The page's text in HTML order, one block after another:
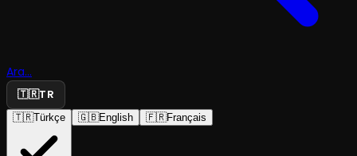
Ara...
🇹🇷TR
🇹🇷Türkçe 🇬🇧English 🇫🇷Français